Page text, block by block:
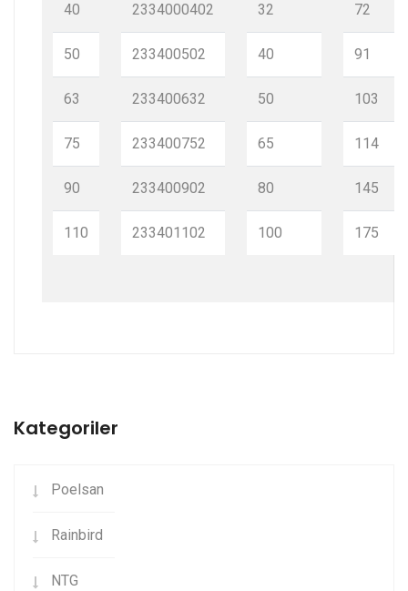
40
50
63
75
90
110
2334000402
233400502
233400632
233400752
233400902
233401102
32
40
50
65
80
100
72
91
103
114
145
175
Kategoriler
Poelsan
Rainbird
NTG